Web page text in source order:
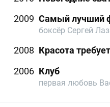
2009 Самый лучший
боксёр Сергей
2008 Красота
2006 Клуб
первая любовь